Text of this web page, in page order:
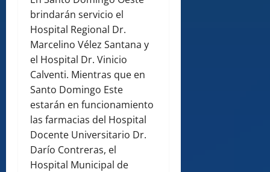
brindarán servicio el
Hospital Regional Dr.
Marcelino Vélez Santana y
el Hospital Dr. Vinicio
Calventi. Mientras que en
Santo Domingo Este
estarán en funcionamiento
las farmacias del Hospital
Docente Universitario Dr.
Darío Contreras, el
Hospital Municipal de